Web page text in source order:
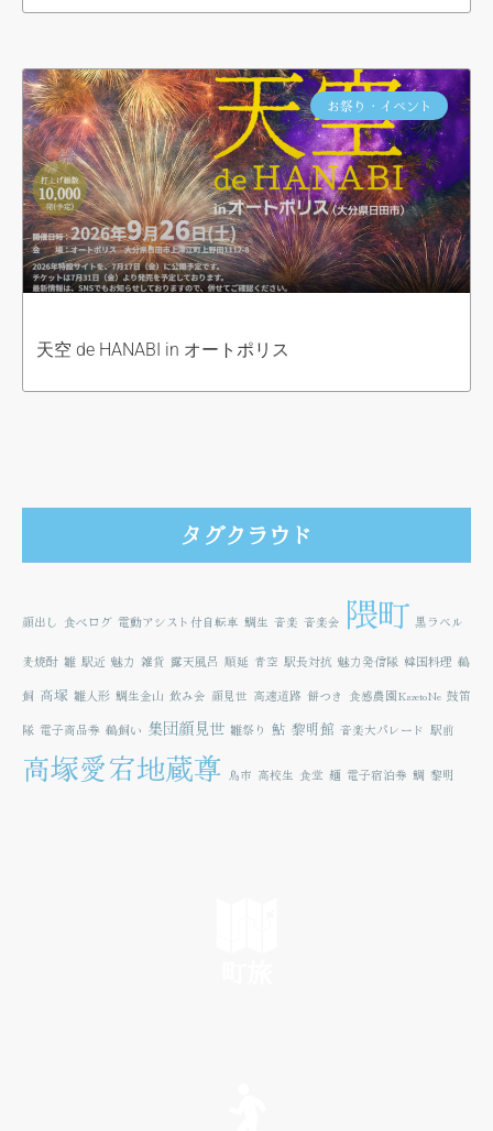
お祭り・イベント
天空 de HANABI in オートポリス
タグクラウド
顔出し 食べログ 電動アシスト付自転車 鯛生 音楽 音楽会 隈町 黒ラベル
麦焼酎 雛 駅近 魅力 雑貨 露天風呂 順延 青空 駅長対抗 魅力発信隊 韓国料理 鵜
飼 高塚 雛人形 鯛生金山 飲み会 顔見世 高速道路 餅つき 食感農園KazetoNe 鼓笛
隊 電子商品券 鵜飼い 集団顔見世 雛祭り 鮎 黎明館 音楽大パレード 駅前
高塚愛宕地蔵尊 鳥市 高校生 食堂 麺 電子宿泊券 鯛 黎明